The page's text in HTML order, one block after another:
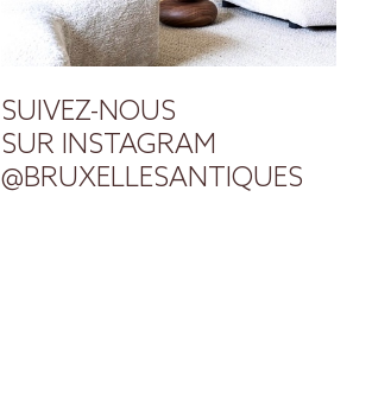
SUIVEZ-NOUS
SUR INSTAGRAM
@BRUXELLESANTIQUES